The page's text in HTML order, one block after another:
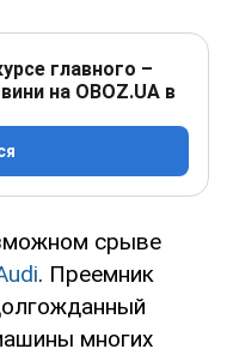
главного –
на OBOZ.UA в
срыве
. Преемник
многих